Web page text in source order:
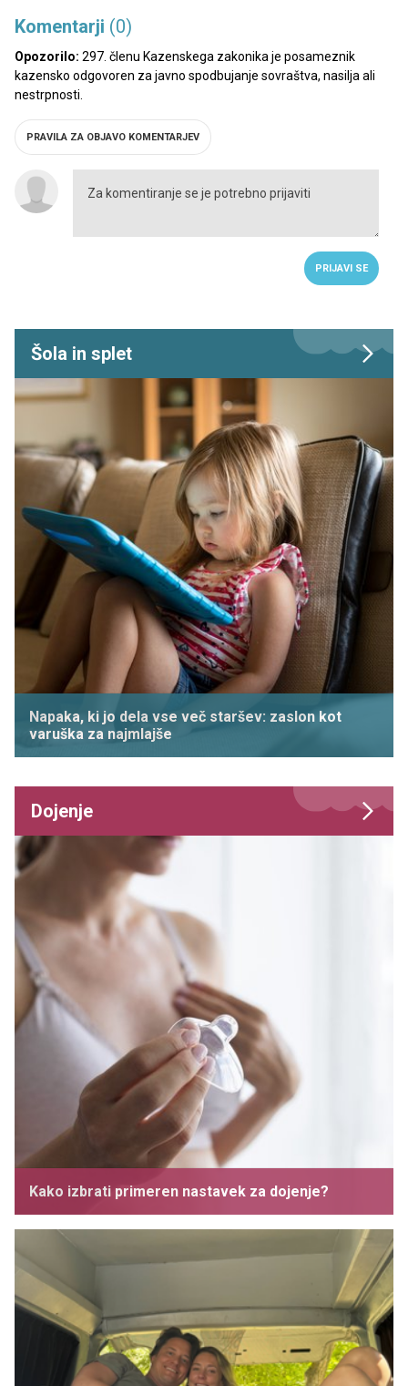
Komentarji (0)
Opozorilo: 297. členu Kazenskega zakonika je posameznik
kazensko odgovoren za javno spodbujanje sovraštva, nasilja ali
nestrpnosti.
PRAVILA ZA OBJAVO KOMENTARJEV
PRIJAVI SE
Šola in splet
Napaka, ki jo dela vse več staršev: zaslon kot
varuška za najmlajše
Dojenje
Kako izbrati primeren nastavek za dojenje?